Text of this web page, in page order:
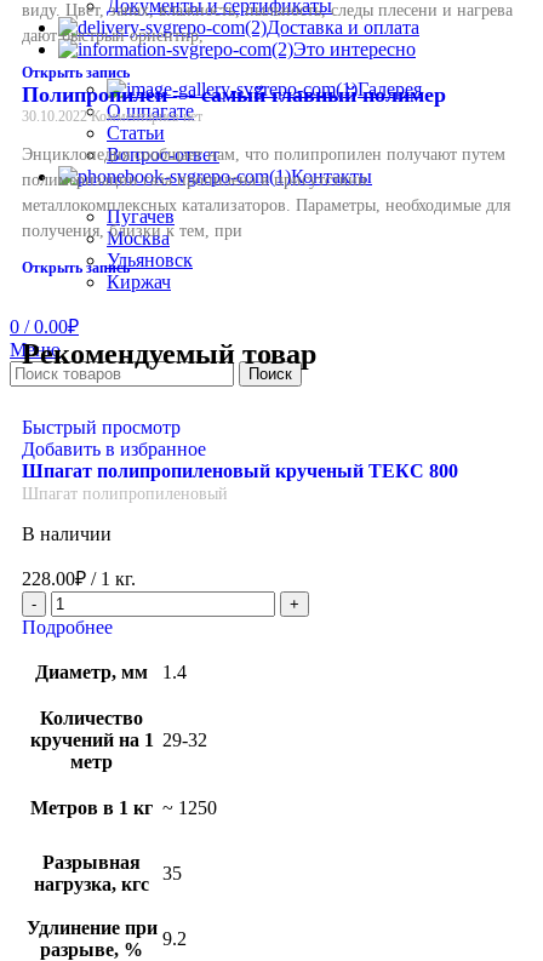
Документы и сертификаты
Доставка и оплата
Это интересно
Галерея
О шпагате
Статьи
Вопрос-ответ
Контакты
Пугачев
Москва
Ульяновск
Киржач
0 / 0.00₽
Меню
Поиск
виду. Цвет, запах, влажность, пыльность, следы плесени и нагрева
дают быстрый ориентир,
Открыть запись
Полипропилен — самый главный полимер
30.10.2022Комментариев нет
Энциклопедия сообщает нам, что полипропилен получают путем
полимеризации газа пропилена в присутствии
металлокомплексных катализаторов. Параметры, необходимые для
получения, близки к тем, при
Открыть запись
Рекомендуемый товар
Быстрый просмотр
Добавить в избранное
Шпагат полипропиленовый крученый ТЕКС 800
Шпагат полипропиленовый
В наличии
228.00₽ / 1 кг.
Подробнее
Диаметр, мм 1.4
Количество
кручений на 1
метр
29-32
Метров в 1 кг ~ 1250
Разрывная
нагрузка, кгс
35
Удлинение при
разрыве, %
9.2